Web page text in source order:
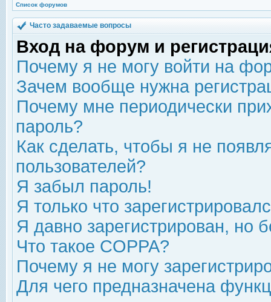
Список форумов
Часто задаваемые вопросы
Вход на форум и
Почему я не могу войти на
Зачем вообще нужна
Почему мне периодически
пароль?
Как сделать, чтобы я не
пользователей?
Я забыл пароль!
Я только что
Я давно зарегистрирован, но
Что такое COPPA?
Почему я не могу
Для чего предназначена